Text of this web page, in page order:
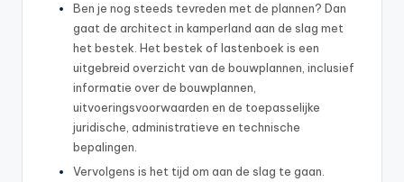
Ben je nog steeds tevreden met de plannen? Dan
gaat de architect in kamperland aan de slag met
het bestek. Het bestek of lastenboek is een
uitgebreid overzicht van de bouwplannen, inclusief
informatie over de bouwplannen,
uitvoeringsvoorwaarden en de toepasselijke
juridische, administratieve en technische
bepalingen.
Vervolgens is het tijd om aan de slag te gaan.